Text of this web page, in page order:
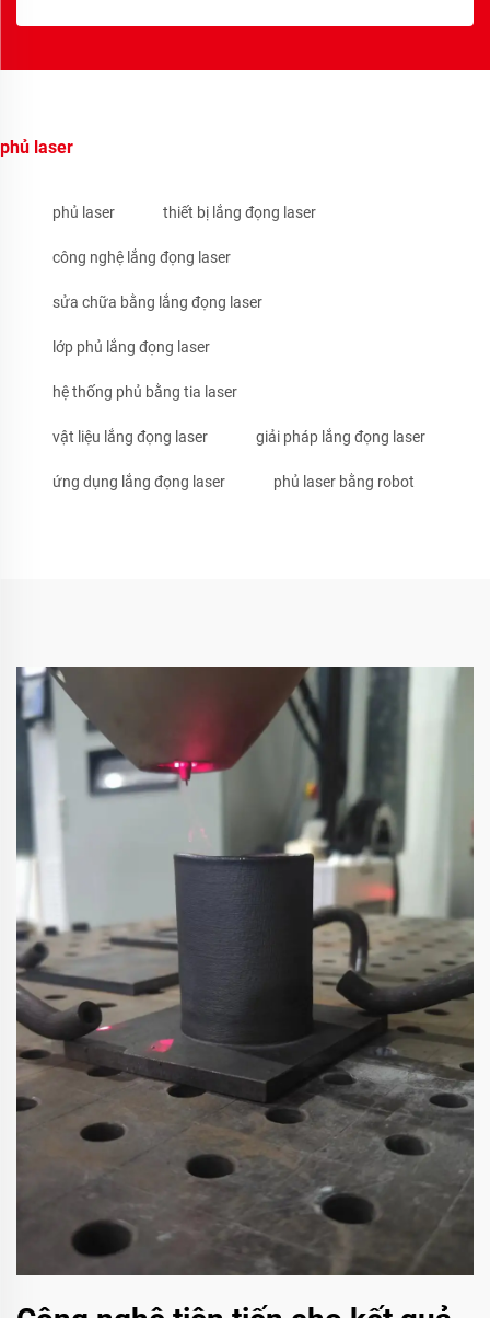
phủ laser
phủ laser thiết bị lắng đọng laser
công nghệ lắng đọng laser
sửa chữa bằng lắng đọng laser
lớp phủ lắng đọng laser
hệ thống phủ bằng tia laser
vật liệu lắng đọng laser giải pháp lắng đọng laser
ứng dụng lắng đọng laser phủ laser bằng robot